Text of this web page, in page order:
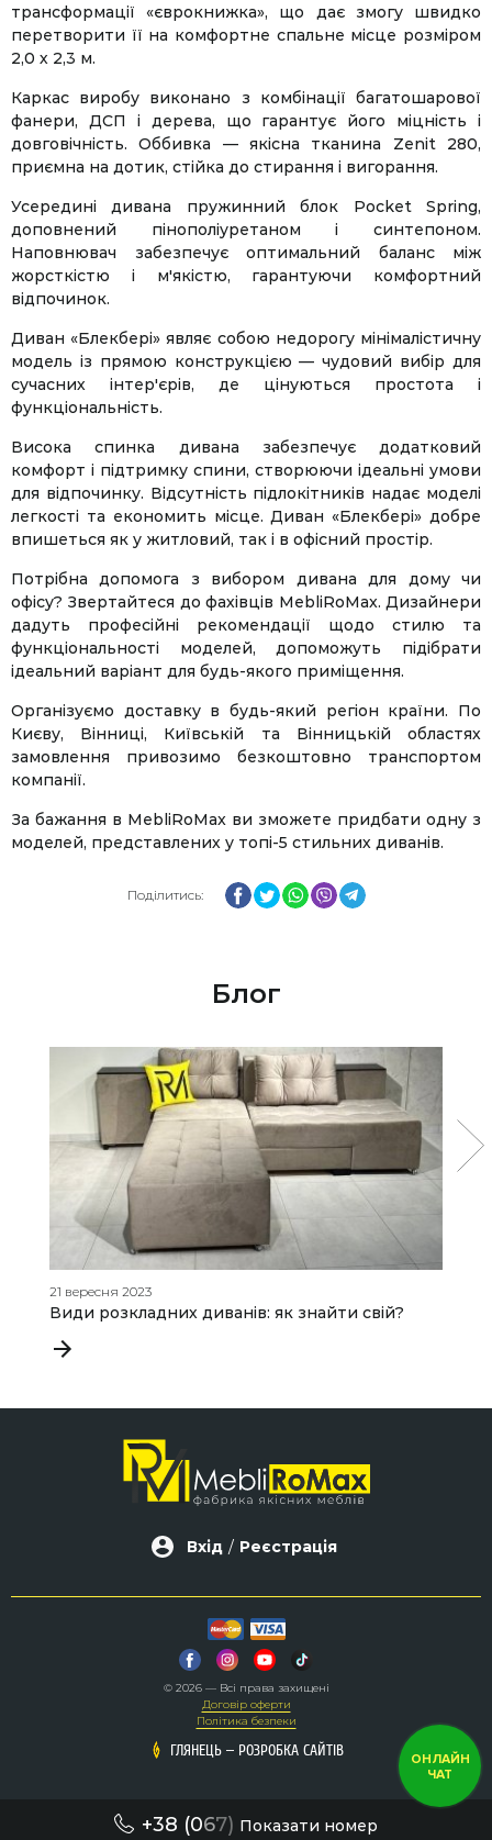
+38 (067) Показати номер
трансформації «єврокнижка», що дає змогу швидко
перетворити її на комфортне спальне місце розміром
2,0 х 2,3 м.
Каркас виробу виконано з комбінації багатошарової
фанери, ДСП і дерева, що гарантує його міцність і
довговічність. Оббивка — якісна тканина Zenit 280,
приємна на дотик, стійка до стирання і вигорання.
Усередині дивана пружинний блок Pocket Spring,
доповнений пінополіуретаном і синтепоном.
Наповнювач забезпечує оптимальний баланс між
жорсткістю і м'якістю, гарантуючи комфортний
відпочинок.
Диван «Блекбері» являє собою недорогу мінімалістичну
модель із прямою конструкцією — чудовий вибір для
сучасних інтер'єрів, де цінуються простота і
функціональність.
Висока спинка дивана забезпечує додатковий
комфорт і підтримку спини, створюючи ідеальні умови
для відпочинку. Відсутність підлокітників надає моделі
легкості та економить місце. Диван «Блекбері» добре
впишеться як у житловий, так і в офісний простір.
Потрібна допомога з вибором дивана для дому чи
офісу? Звертайтеся до фахівців MebliRoMax. Дизайнери
дадуть професійні рекомендації щодо стилю та
функціональності моделей, допоможуть підібрати
ідеальний варіант для будь-якого приміщення.
Організуємо доставку в будь-який регіон країни. По
Києву, Вінниці, Київській та Вінницькій областях
замовлення привозимо безкоштовно транспортом
компанії.
За бажання в MebliRoMax ви зможете придбати одну з
моделей, представлених у топі-5 стильних диванів.
Поділитись: Facebook
Twitter
WhatsApp
ViberTelegram
Блог
21 вересня 2023
Види розкладних диванів: як знайти свій?
Вхід / Реєстрація
© 2026 — Всі права захищені
Договір оферти
Політика безпеки
ГЛЯНЕЦЬ – РОЗРОБКА САЙТІВ
ГЛЯНЕЦЬ – РОЗРОБКА САЙТІВ
ОНЛАЙН
ЧАТ